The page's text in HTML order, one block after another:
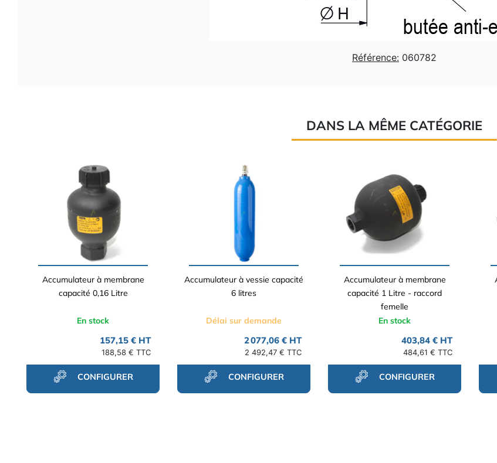
Référence: 060782
DANS LA MÊME CATÉGORIE
Accumulateur à membrane
capacité 0,16 Litre
En stock
157,15 € HT
188,58 € TTC
CONFIGURER
Accumulateur à vessie capacité
6 litres
Délai sur demande
2 077,06 € HT
2 492,47 € TTC
CONFIGURER
Accumulateur à membrane
capacité 1 Litre - raccord
femelle
En stock
403,84 € HT
484,61 € TTC
CONFIGURER